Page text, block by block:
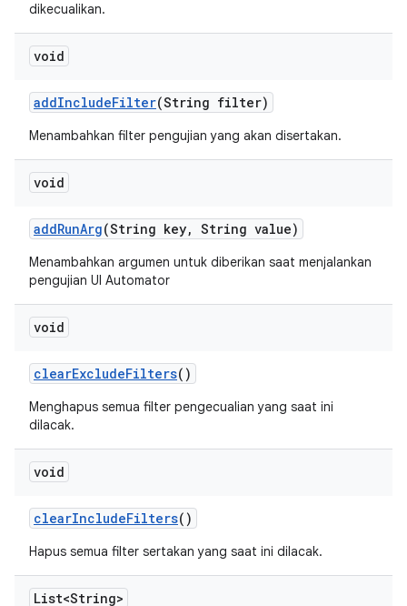
dikecualikan.
void
addIncludeFilter(String filter)
Menambahkan filter pengujian yang akan disertakan.
void
addRunArg(String key, String value)
Menambahkan argumen untuk diberikan saat menjalankan
pengujian UI Automator
void
clearExcludeFilters()
Menghapus semua filter pengecualian yang saat ini
dilacak.
void
clearIncludeFilters()
Hapus semua filter sertakan yang saat ini dilacak.
List<String>